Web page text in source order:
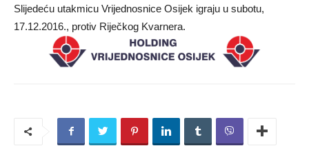
Slijedeću utakmicu Vrijednosnice Osijek igraju u subotu,
17.12.2016., protiv Riječkog Kvarnera.